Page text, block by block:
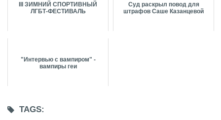
III ЗИМНИЙ СПОРТИВНЫЙ
ЛГБТ-ФЕСТИВАЛЬ
Суд раскрыл повод для
штрафов Саше Казанцевой
"Интервью с вампиром" -
вампиры геи
TAGS: